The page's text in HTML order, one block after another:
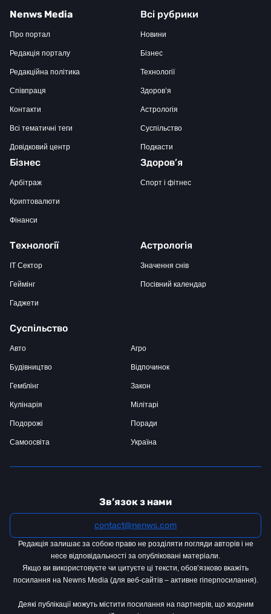
Nenws Media
Про портал
Редакція порталу
Редакційна політика
Співпраця
Контакти
Всі тематичні теги
Довідковий центр
Всі рубрики
Новини
Бізнес
Технології
Здоров’я
Астрологія
Суспільство
Подкасти
Бізнес
Арбітраж
Криптовалюти
Фінанси
Здоров’я
Спорт і фітнес
Технології
IT Сектор
Геймінг
Гаджети
Астрологія
Значення снів
Посівний календар
Суспільство
Авто Агро
Будівництво Відпочинок
Гемблінг Закон
Кулінарія Мілітарі
Подорожі Поради
Самоосвіта Україна
Зв’язок з нами
contact@nenws.com
Редакція залишає за собою право не розділяти погляди авторів і не
несе відповідальності за опубліковані матеріали.
Якщо ви використовуєте чи цитуєте ці тексти, обов’язково вкажіть
посилання на Newns Media (для веб-сайтів – активне гіперпосилання).
Деякі публікації можуть містити посилання на партнерів, що жодним